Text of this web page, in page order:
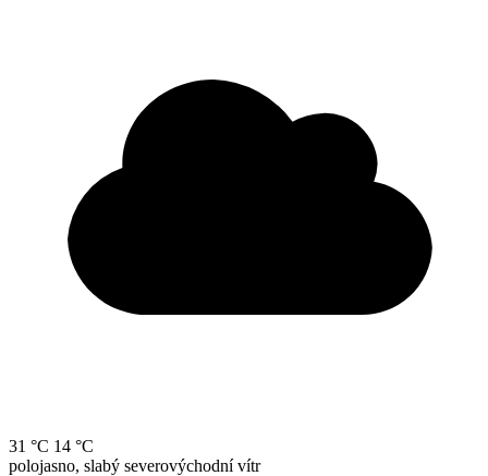
31 °C 14 °C
polojasno, slabý severovýchodní vítr